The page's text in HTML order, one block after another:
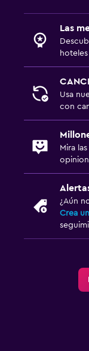
Las
Usa
con
Mira
¿Aún
Crea